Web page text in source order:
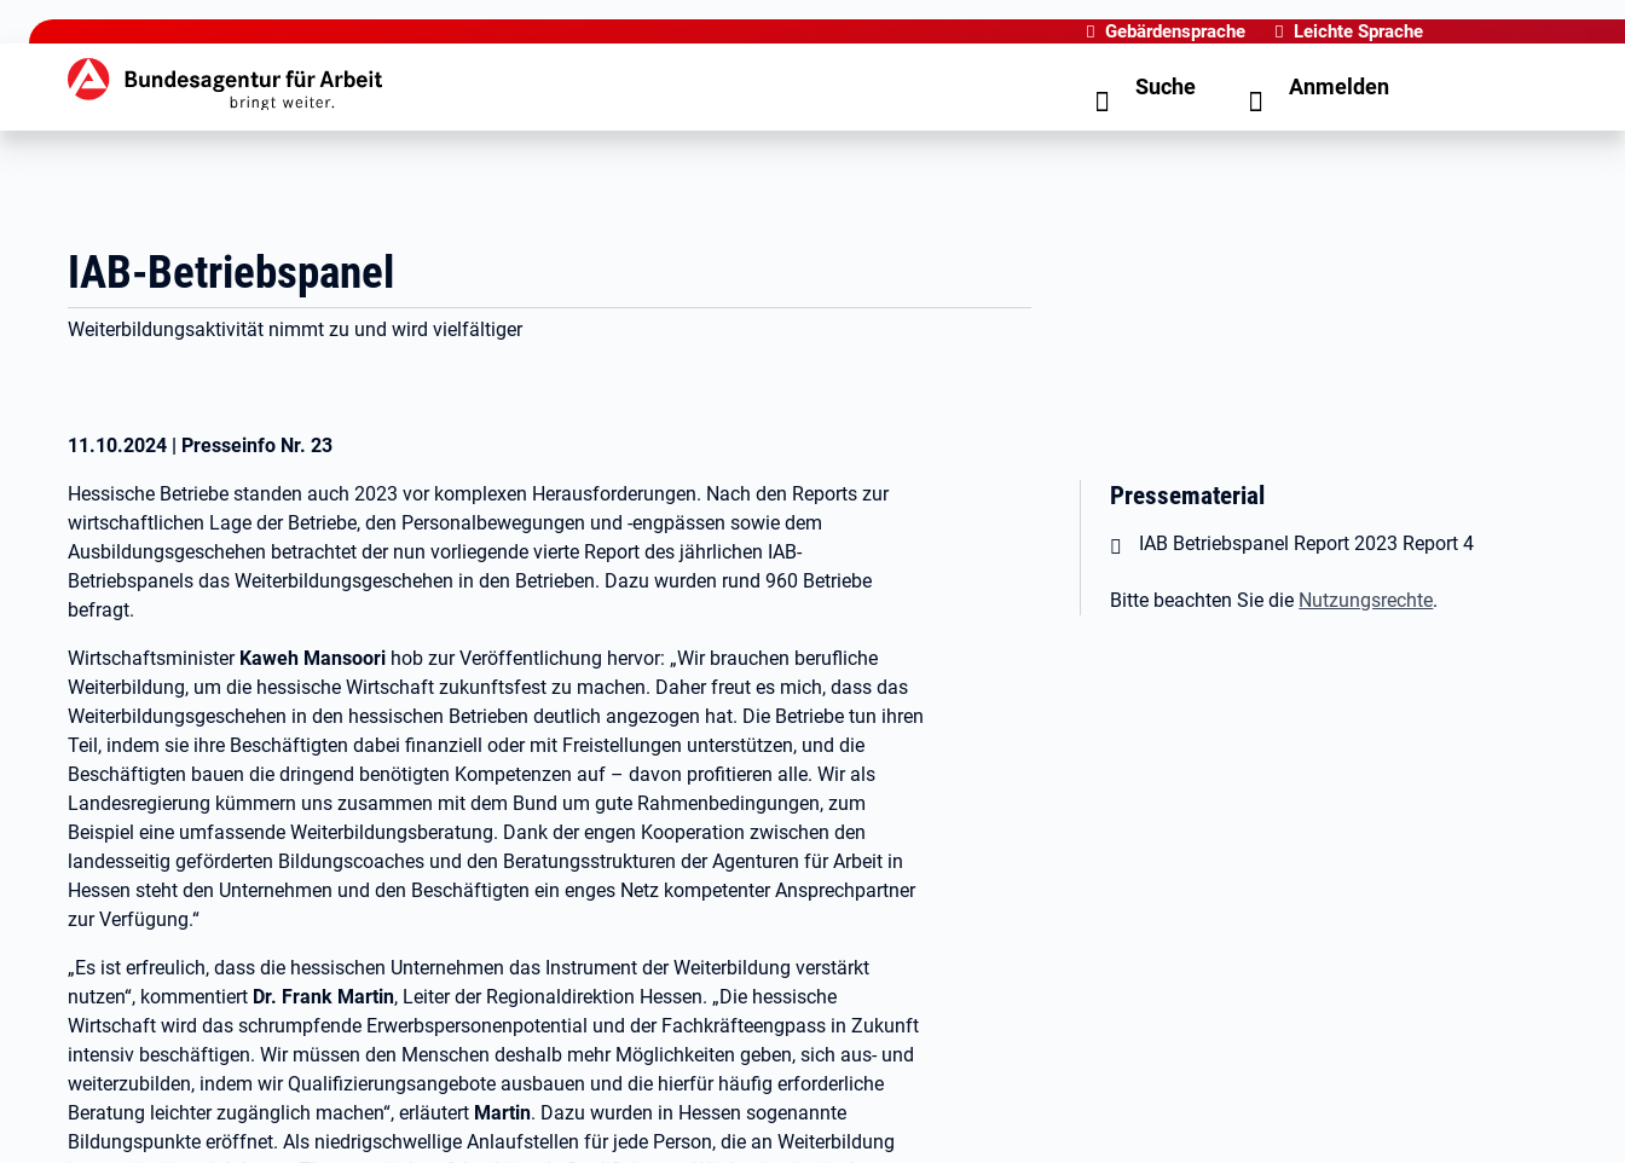
zu den Hauptinhalten springen
Gebärdensprache Leichte Sprache
Hauptnavigation Suche Anmelden
IAB-Betriebspanel
Weiterbildungsaktivität nimmt zu und wird vielfältiger
11.10.2024 | Presseinfo Nr. 23
Hessische Betriebe standen auch 2023 vor komplexen Herausforderungen. Nach den Reports zur
wirtschaftlichen Lage der Betriebe, den Personalbewegungen und -engpässen sowie dem
Ausbildungsgeschehen betrachtet der nun vorliegende vierte Report des jährlichen IAB-
Betriebspanels das Weiterbildungsgeschehen in den Betrieben. Dazu wurden rund 960 Betriebe
befragt.
Wirtschaftsminister Kaweh Mansoori hob zur Veröffentlichung hervor: „Wir brauchen berufliche
Weiterbildung, um die hessische Wirtschaft zukunftsfest zu machen. Daher freut es mich, dass das
Weiterbildungsgeschehen in den hessischen Betrieben deutlich angezogen hat. Die Betriebe tun ihren
Teil, indem sie ihre Beschäftigten dabei finanziell oder mit Freistellungen unterstützen, und die
Beschäftigten bauen die dringend benötigten Kompetenzen auf – davon profitieren alle. Wir als
Landesregierung kümmern uns zusammen mit dem Bund um gute Rahmenbedingungen, zum
Beispiel eine umfassende Weiterbildungsberatung. Dank der engen Kooperation zwischen den
landesseitig geförderten Bildungscoaches und den Beratungsstrukturen der Agenturen für Arbeit in
Hessen steht den Unternehmen und den Beschäftigten ein enges Netz kompetenter Ansprechpartner
zur Verfügung.“
„Es ist erfreulich, dass die hessischen Unternehmen das Instrument der Weiterbildung verstärkt
nutzen“, kommentiert Dr. Frank Martin, Leiter der Regionaldirektion Hessen. „Die hessische
Wirtschaft wird das schrumpfende Erwerbspersonenpotential und der Fachkräfteengpass in Zukunft
intensiv beschäftigen. Wir müssen den Menschen deshalb mehr Möglichkeiten geben, sich aus- und
weiterzubilden, indem wir Qualifizierungsangebote ausbauen und die hierfür häufig erforderliche
Beratung leichter zugänglich machen“, erläutert Martin. Dazu wurden in Hessen sogenannte
Bildungspunkte eröffnet. Als niedrigschwellige Anlaufstellen für jede Person, die an Weiterbildung
Pressematerial
Öffnet in neuem Tab
IAB Betriebspanel Report 2023 Report 4
Bitte beachten Sie die Nutzungsrechte.